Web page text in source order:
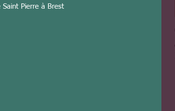
Pierre à Brest